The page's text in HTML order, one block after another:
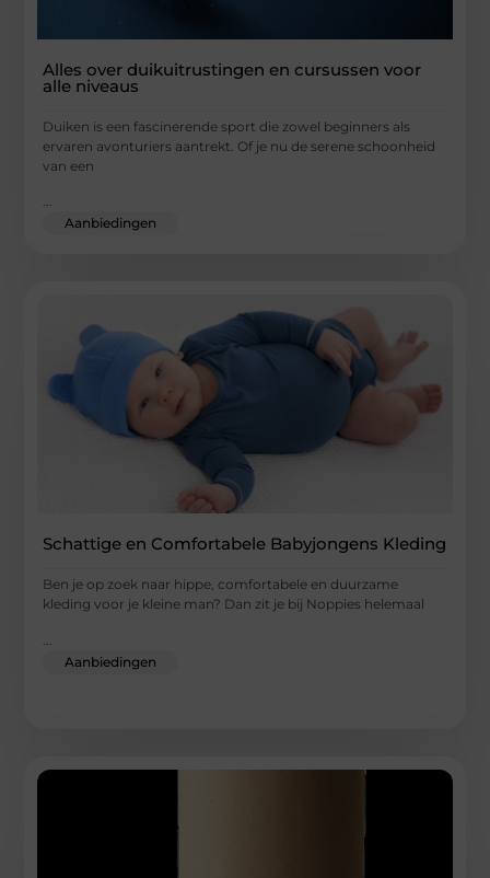
Alles over duikuitrustingen en cursussen voor
alle niveaus
Duiken is een fascinerende sport die zowel beginners als
ervaren avonturiers aantrekt. Of je nu de serene schoonheid
van een
...
Aanbiedingen
Schattige en Comfortabele Babyjongens Kleding
Ben je op zoek naar hippe, comfortabele en duurzame
kleding voor je kleine man? Dan zit je bij Noppies helemaal
Aanbiedingen